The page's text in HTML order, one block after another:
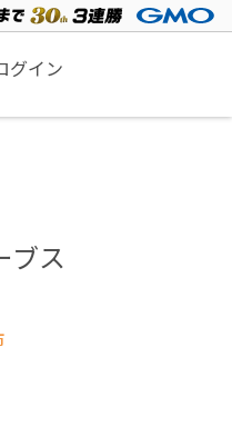
グイン
ブス